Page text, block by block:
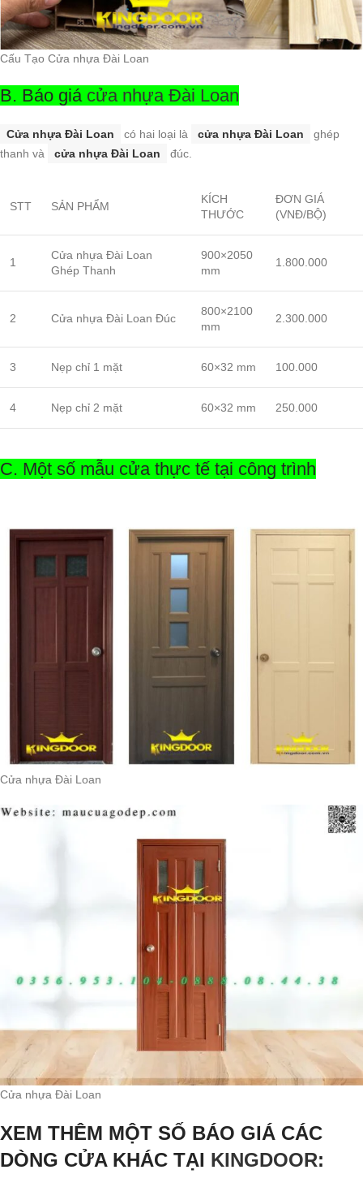
Cấu Tạo Cửa nhựa Đài Loan
B. Báo giá cửa nhựa Đài Loan
Cửa nhựa Đài Loan có hai loại là cửa nhựa Đài Loan
ghép
thanh và
cửa nhựa Đài Loan đúc.
STT SẢN PHẨM
KÍCH
THƯỚC
ĐƠN GIÁ
(VNĐ/BỘ)
1
Cửa nhựa Đài Loan
Ghép Thanh
900×2050
mm
1.800.000
2 Cửa nhựa Đài Loan Đúc
800×2100
mm
2.300.000
3 Nẹp chỉ 1 mặt 60×32 mm 100.000
4 Nẹp chỉ 2 mặt 60×32 mm 250.000
C. Một số mẫu cửa thực tế tại công trình
Cửa nhựa Đài Loan
Cửa nhựa Đài Loan
XEM THÊM MỘT SỐ BÁO GIÁ CÁC
DÒNG CỬA KHÁC TẠI KINGDOOR: